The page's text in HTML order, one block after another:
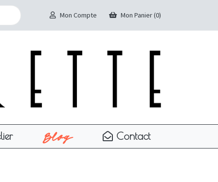
Mon Compte Mon Panier (0)
Blog Contact